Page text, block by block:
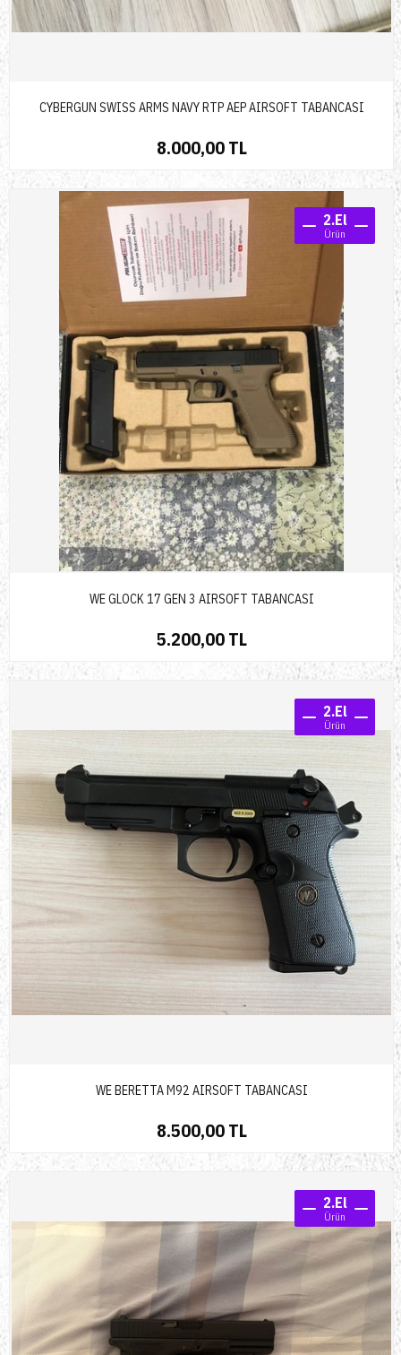
CYBERGUN SWISS ARMS NAVY RTP AEP AIRSOFT TABANCASI
8.000,00 TL
2.El
Ürün
WE GLOCK 17 GEN 3 AIRSOFT TABANCASI
5.200,00 TL
2.El
Ürün
WE BERETTA M92 AIRSOFT TABANCASI
8.500,00 TL
2.El
Ürün